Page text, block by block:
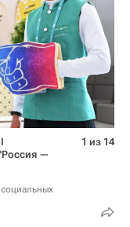
—
1 из 14